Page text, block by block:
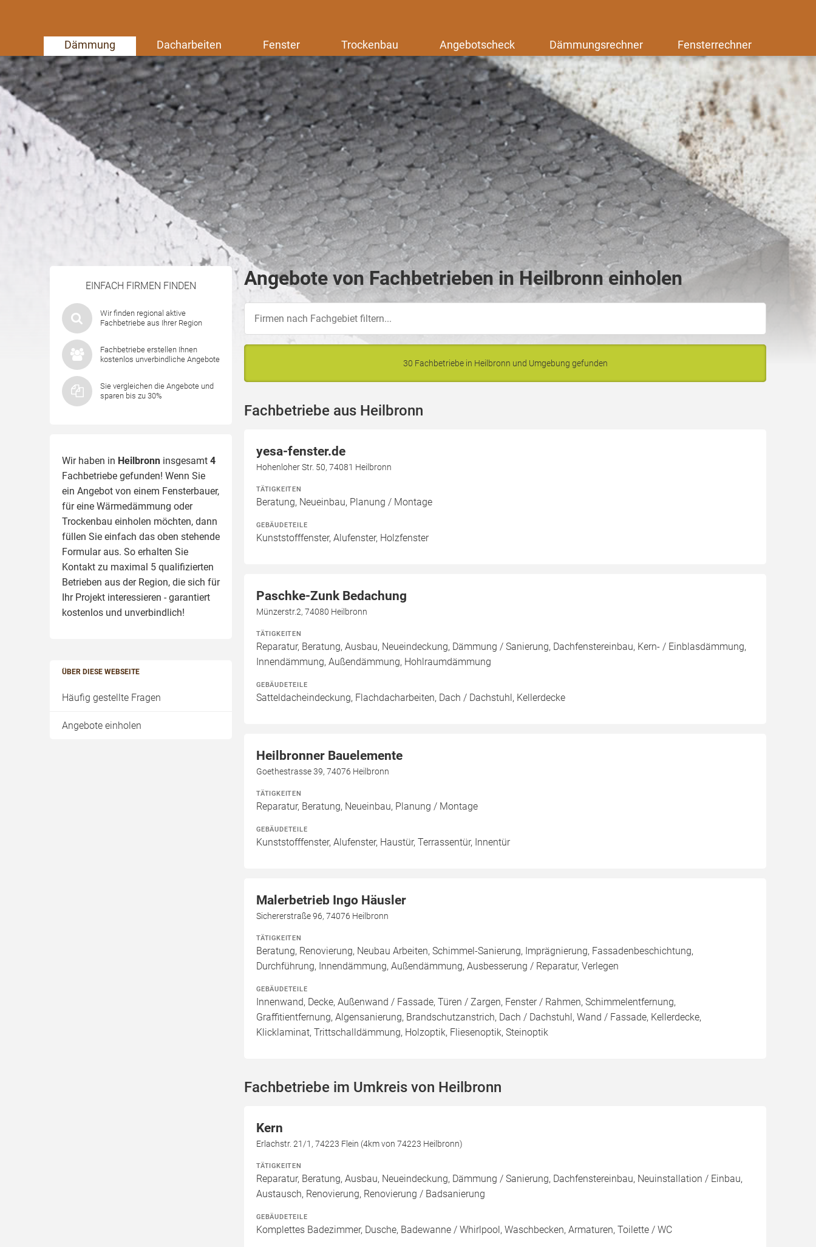
Dämmung Dacharbeiten Fenster Trockenbau Angebotscheck Dämmungsrechner Fensterrechner
EINFACH FIRMEN FINDEN
Wir finden regional aktive
Fachbetriebe aus Ihrer Region
Fachbetriebe erstellen Ihnen
kostenlos unverbindliche Angebote
Sie vergleichen die Angebote und
sparen bis zu 30%
Wir haben in Heilbronn insgesamt 4
Fachbetriebe gefunden! Wenn Sie
ein Angebot von einem Fensterbauer,
für eine Wärmedämmung oder
Trockenbau einholen möchten, dann
füllen Sie einfach das oben stehende
Formular aus. So erhalten Sie
Kontakt zu maximal 5 qualifizierten
Betrieben aus der Region, die sich für
Ihr Projekt interessieren - garantiert
kostenlos und unverbindlich!
ÜBER DIESE WEBSEITE
Häufig gestellte Fragen
Angebote einholen
Angebote von Fachbetrieben in Heilbronn einholen
30 Fachbetriebe in Heilbronn und Umgebung gefunden
Fachbetriebe aus Heilbronn
yesa-fenster.de
Hohenloher Str. 50, 74081 Heilbronn
TÄTIGKEITEN
Beratung, Neueinbau, Planung / Montage
GEBÄUDETEILE
Kunststofffenster, Alufenster, Holzfenster
Paschke-Zunk Bedachung
Münzerstr.2, 74080 Heilbronn
TÄTIGKEITEN
Reparatur, Beratung, Ausbau, Neueindeckung, Dämmung / Sanierung, Dachfenstereinbau, Kern- / Einblasdämmung,
Innendämmung, Außendämmung, Hohlraumdämmung
GEBÄUDETEILE
Satteldacheindeckung, Flachdacharbeiten, Dach / Dachstuhl, Kellerdecke
Heilbronner Bauelemente
Goethestrasse 39, 74076 Heilbronn
TÄTIGKEITEN
Reparatur, Beratung, Neueinbau, Planung / Montage
GEBÄUDETEILE
Kunststofffenster, Alufenster, Haustür, Terrassentür, Innentür
Malerbetrieb Ingo Häusler
Sichererstraße 96, 74076 Heilbronn
TÄTIGKEITEN
Beratung, Renovierung, Neubau Arbeiten, Schimmel-Sanierung, Imprägnierung, Fassadenbeschichtung,
Durchführung, Innendämmung, Außendämmung, Ausbesserung / Reparatur, Verlegen
GEBÄUDETEILE
Innenwand, Decke, Außenwand / Fassade, Türen / Zargen, Fenster / Rahmen, Schimmelentfernung,
Graffitientfernung, Algensanierung, Brandschutzanstrich, Dach / Dachstuhl, Wand / Fassade, Kellerdecke,
Klicklaminat, Trittschalldämmung, Holzoptik, Fliesenoptik, Steinoptik
Fachbetriebe im Umkreis von Heilbronn
Kern
Erlachstr. 21/1, 74223 Flein (4km von 74223 Heilbronn)
TÄTIGKEITEN
Reparatur, Beratung, Ausbau, Neueindeckung, Dämmung / Sanierung, Dachfenstereinbau, Neuinstallation / Einbau,
Austausch, Renovierung, Renovierung / Badsanierung
GEBÄUDETEILE
Komplettes Badezimmer, Dusche, Badewanne / Whirlpool, Waschbecken, Armaturen, Toilette / WC